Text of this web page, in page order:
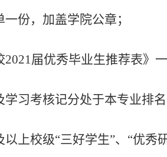
份，加盖学院公章；
2021届优秀毕业生推荐表》一
学习考核记分处于本专业排
以上校级“三好学生”、 “优秀